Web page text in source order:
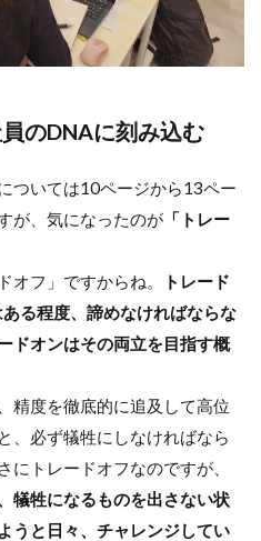
のDNAに刻み込む
いては10ページから13ペー
が、気になったのが 「トレー
フ」ですからね。
トレード
る程度、諦めなければならな
ドオンはその両立を目指す概
精度を徹底的に追及して高位
、必ず犠牲にしなければなら
にトレードオフなのですが、
犠牲になるものを出さない状
うと日々、チャレンジしてい